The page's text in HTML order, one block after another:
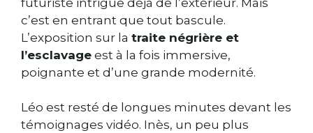
c’est en entrant que tout bascule.
L’exposition sur la traite négrière et
l’esclavage est à la fois immersive,
poignante et d’une grande modernité.
Léo est resté de longues minutes devant les
témoignages vidéo. Inès, un peu plus